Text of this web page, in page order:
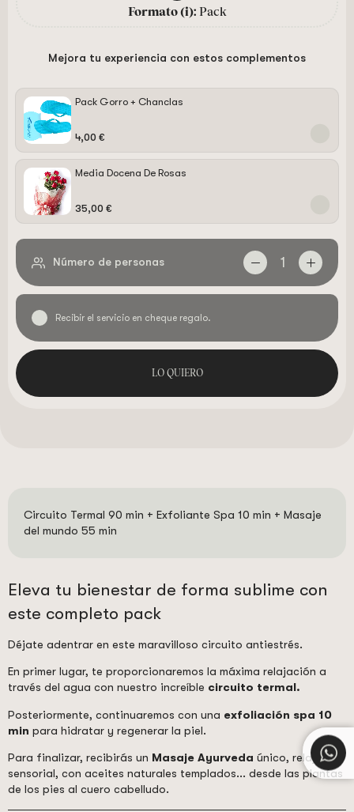
Formato (i): Pack
Mejora tu experiencia con estos complementos
Pack Gorro + Chanclas
4,00 €
Media Docena De Rosas
35,00 €
Número de personas 1
Recibir el servicio en cheque regalo.
LO QUIERO
Circuito Termal 90 min + Exfoliante Spa 10 min + Masaje
del mundo 55 min
Eleva tu bienestar de forma sublime con
este completo pack
Déjate adentrar en este maravilloso circuito antiestrés.
En primer lugar, te proporcionaremos la máxima relajación a
través del agua con nuestro increíble circuito termal.
Posteriormente, continuaremos con una exfoliación spa 10
min para hidratar y regenerar la piel.
Para finalizar, recibirás un Masaje Ayurveda único, relajante,
sensorial, con aceites naturales templados... desde las plantas
de los pies al cuero cabelludo.